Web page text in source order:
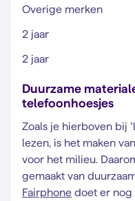
Overige merken
2 jaar
2 jaar
Duurzame
telefoonhoesjes
Zoals je hierboven bij
lezen, is het maken
voor het milieu.
gemaakt van
Fairphone doet er nog